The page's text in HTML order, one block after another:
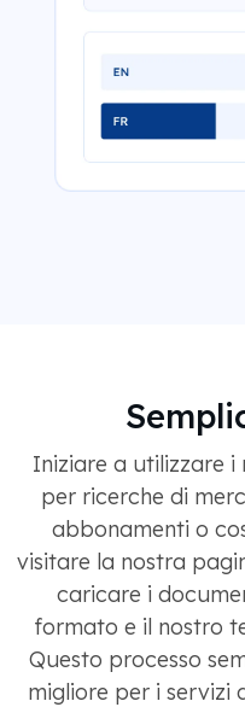
Iniziare a utilizzare i
per ricerche di
abbonamenti o
visitare la nostra
caricare i
formato e il nostro
Questo processo
migliore per i servizi